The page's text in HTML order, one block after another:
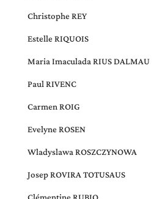
Christophe REY
Estelle RIQUOIS
Maria Imaculada RIUS DALMAU
Paul RIVENC
Carmen ROIG
Evelyne ROSEN
Wladyslawa ROSZCZYNOWA
Josep ROVIRA TOTUSAUS
Clémentine RUBIO